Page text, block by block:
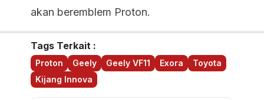
akan beremblem Proton.
Tags Terkait :
Proton Geely Geely VF11 Exora
Toyota
Kijang Innova